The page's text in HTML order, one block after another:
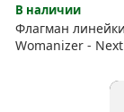
В наличии
Флагман
Womanizer -